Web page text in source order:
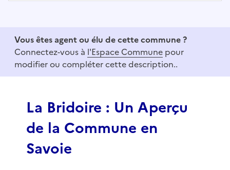
f
Vous êtes agent ou élu de cette commune ?
Connectez-vous à l'Espace Commune pour
modifier ou compléter cette description..
La Bridoire : Un Aperçu
de la Commune en
Savoie